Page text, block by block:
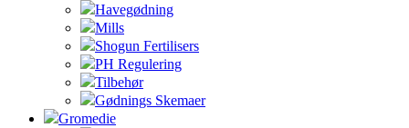
Havegødning
Mills
Shogun Fertilisers
PH Regulering
Tilbehør
Gødnings Skemaer
Gromedie